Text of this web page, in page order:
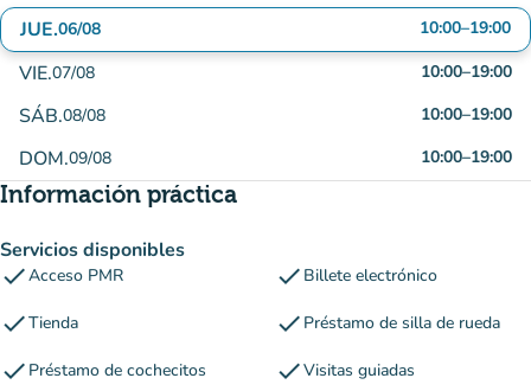
JUE.06/08 10:00–19:00
VIE.07/08 10:00–19:00
SÁB.08/08 10:00–19:00
DOM.09/08 10:00–19:00
Información práctica
Servicios disponibles
checkAcceso PMR check Billete electrónico
checkTienda check Préstamo de silla de rueda
check Préstamo de cochecitos checkVisitas guiadas